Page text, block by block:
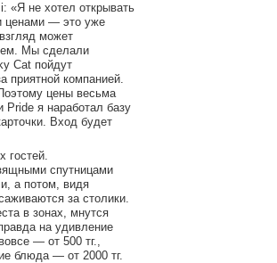
«Я не хотел открывать
ценами — это уже
может
Мы сделали
Cat пойдут
приятной компанией.
цены весьма
я наработал базу
Вход будет
гостей.
спутницами
а потом, видя
за столики.
в зонах, мнутся
на удивление
— от 500 тг.,
блюда — от 2000 тг.